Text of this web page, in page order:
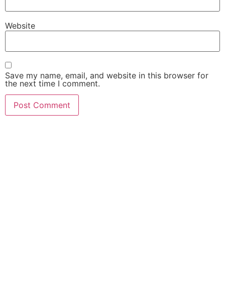
Website
Save my name, email, and website in this browser for
the next time I comment.